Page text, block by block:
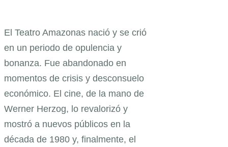
El Teatro Amazonas nació y se crió
en un periodo de opulencia y
bonanza. Fue abandonado en
momentos de crisis y desconsuelo
económico. El cine, de la mano de
Werner Herzog, lo revalorizó y
mostró a nuevos públicos en la
década de 1980 y, finalmente, el